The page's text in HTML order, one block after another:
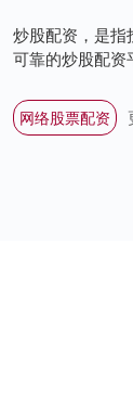
炒股配资，是指
可靠的炒股配资
网络股票配资